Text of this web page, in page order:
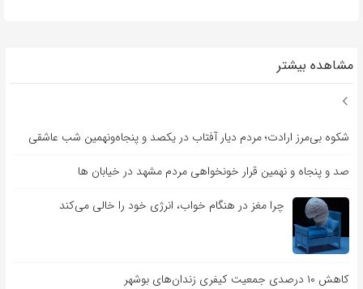
مشاهده بیشتر
شکوه بی‌مرز ارادت؛ مردم دیار آفتاب در یکصد و پنجاه‌ونهمین شب عاشقی
صد و پنجاه و نهمین قرار خونخواهی مردم مشهد در خیابان ها
چرا مغز در هنگام خواب، انرژی خود را خالی می‌کند
کاهش ۱۰ درصدی جمعیت کیفری زندان‌های بوشهر